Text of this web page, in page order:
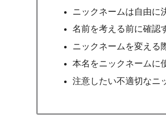
ニックネームは自由に
名前を考える前に確認
ニックネームを変える
本名をニックネームに
注意したい不適切なニ